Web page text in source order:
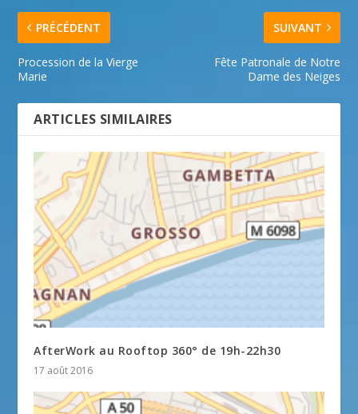
PRÉCÉDENT
Procession de la Vierge
Marie
SUIVANT
Fête Patronale de Notre
Dame des Neiges
ARTICLES SIMILAIRES
AfterWork au Rooftop 360° de 19h-22h30
17 août 2016